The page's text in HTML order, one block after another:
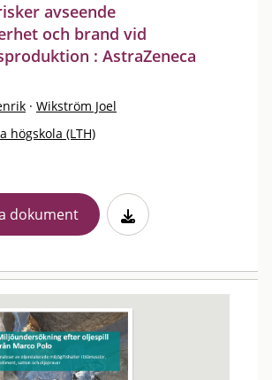
avseende
och brand vid
: AstraZeneca
· Wikström Joel
högskola (LTH)
dokument